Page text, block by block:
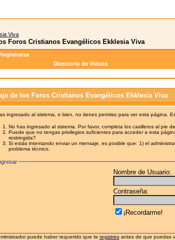
Viva
Foros Cristianos Evangélicos Ekklesia Viva
Directorio de Videos
de los Foros Cristianos Evangélicos Ekklesia Viva
ingresado al sistema, o bien, no tienes permiso para ver esta página.
No has ingresado al sistema. Por favor, completa los casilleros al pie
Puede que no tengas privilegios suficientes para acceder a esta
restringida?
Si estás intentando enviar un mensaje, es posible que: 1) el
problema técnico.
Nombre de Usuario:
Contraseña:
¡Recordarme!
puede haber requerido que te registresantes de que puedas